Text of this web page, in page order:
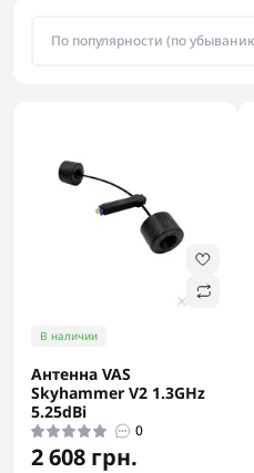
В наличии
Антенна VAS
Skyhammer V2 1.3GHz
5.25dВi
0
2 608 грн.